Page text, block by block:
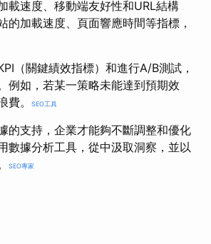
載速度、移動端友好性和URL結構
加載速度、頁面響應時間等指標，
（關鍵績效指標）和進行A/B測試，
例如，若某一策略未能達到預期效
。
SEO工具
的支持，企業才能夠不斷調整和優化
數據分析工具，從中汲取洞察，並以
SEO專家